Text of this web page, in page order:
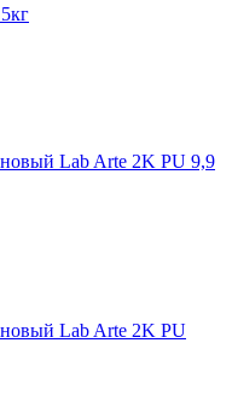
Lab Arte 2K PU 9,9
Lab Arte 2K PU